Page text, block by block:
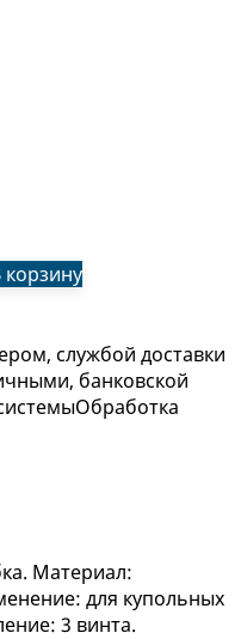
корзину
службой доставки
банковской
Обработка
Материал:
для купольных
3 винта.